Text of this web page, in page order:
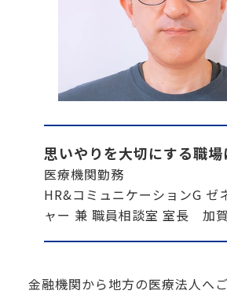
思いやりを大切にする職場
医療機関勤務
HR&コミュニケーションG ゼ
ャー 兼 職員相談室 室長 加
金融機関から地方の医療法人へ